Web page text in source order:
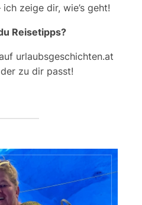
zeige dir, wie’s geht!
Reisetipps?
urlaubsgeschichten.at
zu dir passt!